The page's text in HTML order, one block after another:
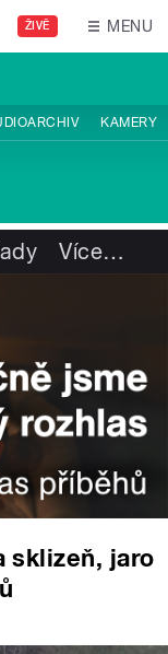
ŽIVĚ MENU
KAMERY
Více…
sklizeň, jaro